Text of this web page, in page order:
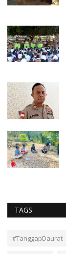
TAGS
#TanggapDaurat